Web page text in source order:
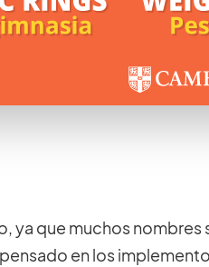
ya que muchos nombres
en los